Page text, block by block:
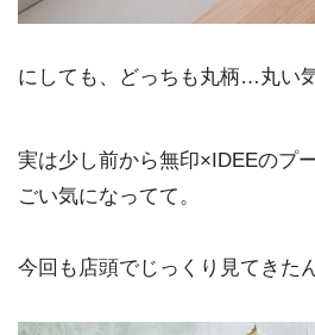
にしても、どっちも丸柄…丸い
実は少し前から無印×IDEEのプ
ごい気になってて。
今回も店頭でじっくり見てきた